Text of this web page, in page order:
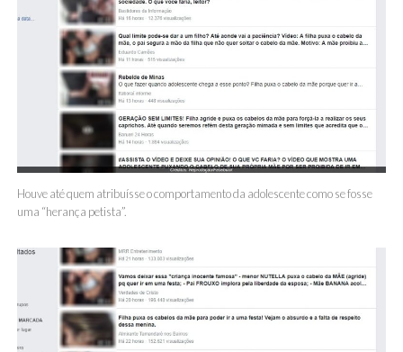
Houve até quem atribuísse o comportamento da adolescente como se fosse
uma “herança petista”.